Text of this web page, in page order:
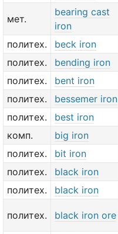
мет.
bearing cast
iron
политех. beck iron
политех.
bending iron
политех.
bent iron
политех.
bessemer iron
политех.
best iron
комп.
big iron
политех.
bit iron
политех.
black iron
политех.
black iron
политех. black iron ore